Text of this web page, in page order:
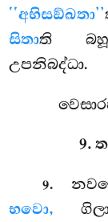
‘‘අභිසඞ්ඛතා’’
සිතාති
උපනිබද්ධා.
9.
9.
භවො,